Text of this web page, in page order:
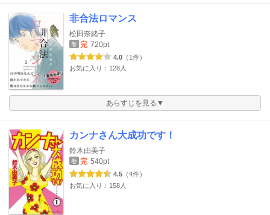
非合法ロマンス
松田奈緒子
巻 完 720pt
4.0 （1件）
お気に入り：128人
あらすじを見る▼
カンナさん大成功です！
鈴木由美子
巻 完 540pt
4.5 （4件）
お気に入り：158人